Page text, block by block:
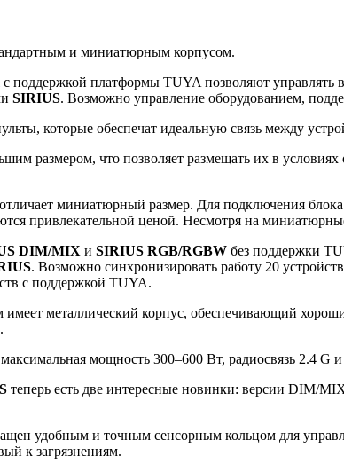
и миниатюрным корпусом.
с поддержкой платформы TUYA позволяют
SIRIUS. Возможно управление оборудованием,
которые обеспечат идеальную связь между
размером, что позволяет размещать их в
миниатюрный размер. Для подключения
привлекательной ценой. Несмотря на
DIM/MIX и SIRIUS RGB/RGBW без поддержки
. Возможно синхронизировать работу 20
с поддержкой TUYA.
имеет металлический корпус, обеспечивающий
мощность 300–600 Вт, радиосвязь 2.4 G
теперь есть две интересные новинки: версии DIM/
удобным и точным сенсорным кольцом для
к загрязнениям.